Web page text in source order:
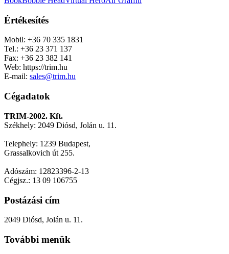
Értékesítés
Mobil: +36 70 335 1831
Tel.: +36 23 371 137
Fax: +36 23 382 141
Web: https://trim.hu
E-mail: sales@trim.hu
Cégadatok
TRIM-2002. Kft.
Székhely: 2049 Diósd, Jolán u. 11.
Telephely: 1239 Budapest,
Grassalkovich út 255.
Adószám: 12823396-2-13
Cégjsz.: 13 09 106755
Postázási cím
2049 Diósd, Jolán u. 11.
További menük